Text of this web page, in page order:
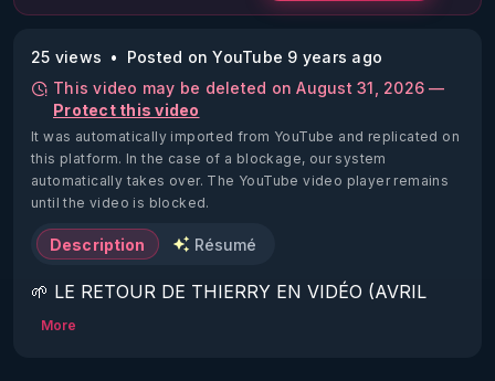
25 views
Posted on YouTube 9 years ago
This video may be deleted on August 31, 2026 —
Protect this video
It was automatically imported from YouTube and replicated on
this platform. In the case of a blockage, our system
automatically takes over. The YouTube video player remains
until the video is blocked.
Description Résumé
🌱 LE RETOUR DE THIERRY EN VIDÉO (AVRIL
2022)!
More